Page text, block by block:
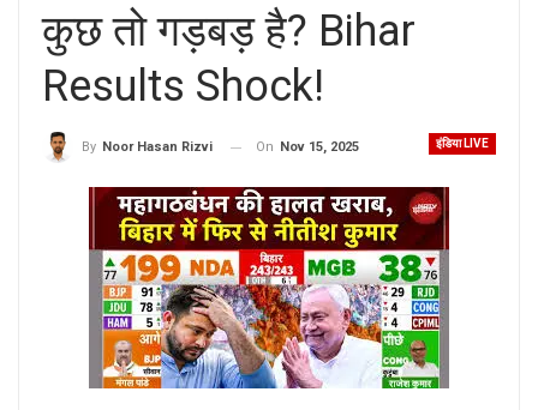
कुछ तो गड़बड़ है? Bihar
Results Shock!
इंडिया LIVE
By Noor Hasan Rizvi On Nov 15, 2025